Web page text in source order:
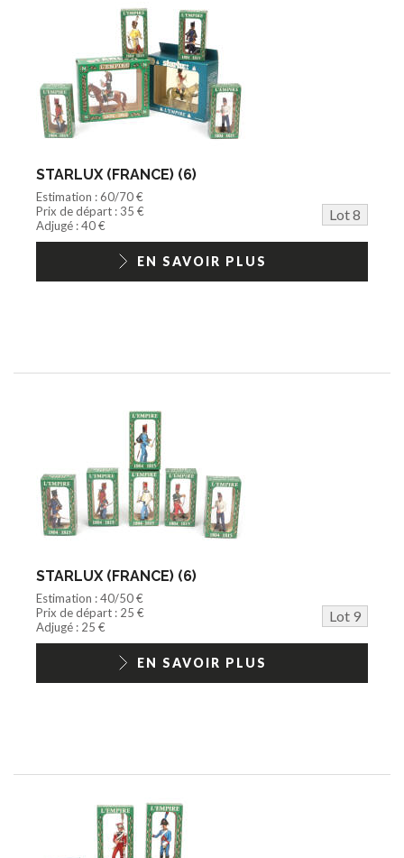
STARLUX (FRANCE) (6)
Estimation : 60/70 €
Prix de départ : 35 €
Lot 8
Adjugé : 40 €
EN SAVOIR PLUS
STARLUX (FRANCE) (6)
Estimation : 40/50 €
Prix de départ : 25 €
Lot 9
Adjugé : 25 €
EN SAVOIR PLUS